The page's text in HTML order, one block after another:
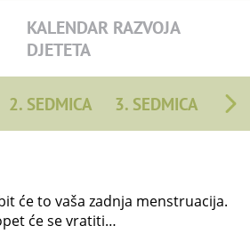
KALENDAR RAZVOJA
DJETETA
2. SEDMICA 3. SEDMICA
će to vaša zadnja menstruacija.
će se vratiti…